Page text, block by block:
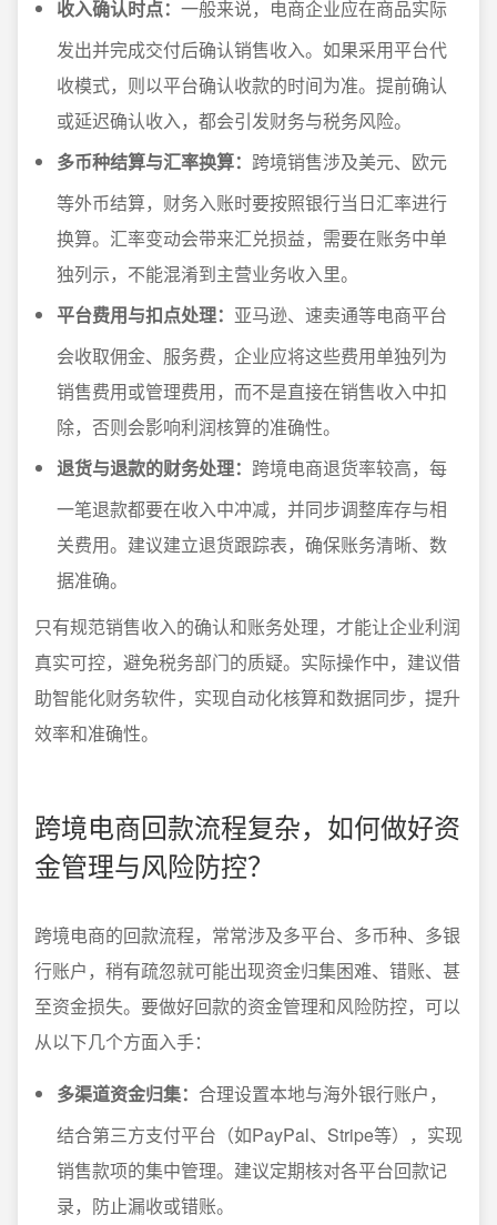
收入确认时点： 一般来说，电商企业应在商品实际
发出并完成交付后确认销售收入。如果采用平台代
收模式，则以平台确认收款的时间为准。提前确认
或延迟确认收入，都会引发财务与税务风险。
多币种结算与汇率换算： 跨境销售涉及美元、欧元
等外币结算，财务入账时要按照银行当日汇率进行
换算。汇率变动会带来汇兑损益，需要在账务中单
独列示，不能混淆到主营业务收入里。
平台费用与扣点处理： 亚马逊、速卖通等电商平台
会收取佣金、服务费，企业应将这些费用单独列为
销售费用或管理费用，而不是直接在销售收入中扣
除，否则会影响利润核算的准确性。
退货与退款的财务处理： 跨境电商退货率较高，每
一笔退款都要在收入中冲减，并同步调整库存与相
关费用。建议建立退货跟踪表，确保账务清晰、数
据准确。
只有规范销售收入的确认和账务处理，才能让企业利润
真实可控，避免税务部门的质疑。实际操作中，建议借
助智能化财务软件，实现自动化核算和数据同步，提升
效率和准确性。
跨境电商回款流程复杂，如何做好资
金管理与风险防控？
跨境电商的回款流程，常常涉及多平台、多币种、多银
行账户，稍有疏忽就可能出现资金归集困难、错账、甚
至资金损失。要做好回款的资金管理和风险防控，可以
从以下几个方面入手：
多渠道资金归集： 合理设置本地与海外银行账户，
结合第三方支付平台（如PayPal、Stripe等），实现
销售款项的集中管理。建议定期核对各平台回款记
录，防止漏收或错账。